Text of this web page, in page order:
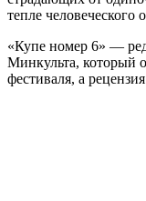
тепле
«Купе номер 6» —
Минкульта, который
фестиваля, а